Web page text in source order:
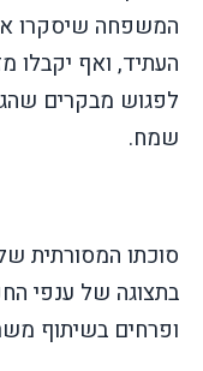
המשפחה שיסקרו
העתיד, ואף יקבלו
לפגוש מבקרים
שמח.
סוכתו המסורתית
בתצוגה של ענפי
ופרחים בשיתוף